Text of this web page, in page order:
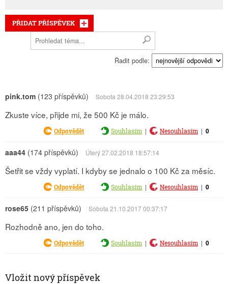
PŘIDAT PŘÍSPĚVEK
Řadit podle:
pink.tom (123 příspěvků) Sobota 28.04.2018 23:29:53
Zkuste více, přijde mi, že 500 Kč je málo.
Odpovědět Souhlasím | Nesouhlasím | 0
aaa44 (174 příspěvků) Úterý 27.02.2018 18:57:14
Šetřit se vždy vyplatí. I kdyby se jednalo o 100 Kč za měsíc.
Odpovědět Souhlasím | Nesouhlasím | 0
rose65 (211 příspěvků) Sobota 21.10.2017 00:37:17
Rozhodně ano, jen do toho.
Odpovědět Souhlasím | Nesouhlasím | 0
Vložit nový příspěvek